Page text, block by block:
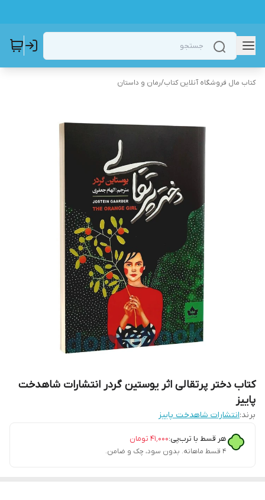
کتاب مال فروشگاه آنلاین کتاب/رمان و داستان
کتاب دختر پرتقالی اثر یوستین گردر انتشارات شاهدخت
پاییز
برند:انتشارات شاهدخت پاییز
هر قسط با ترب‌پی:۴۱٬۰۰۰ تومان
۴ قسط ماهانه. بدون سود، چک و ضامن.